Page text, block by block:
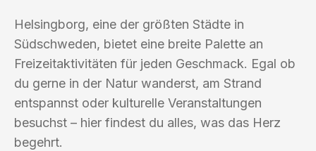
Helsingborg, eine der größten Städte in
Südschweden, bietet eine breite Palette an
Freizeitaktivitäten für jeden Geschmack. Egal ob
du gerne in der Natur wanderst, am Strand
entspannst oder kulturelle Veranstaltungen
besuchst – hier findest du alles, was das Herz
begehrt.